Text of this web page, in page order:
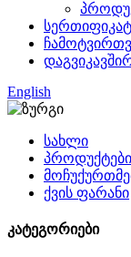
English
სახლი
პროდუქტები
ქვის ფარანი
კატეგორიები